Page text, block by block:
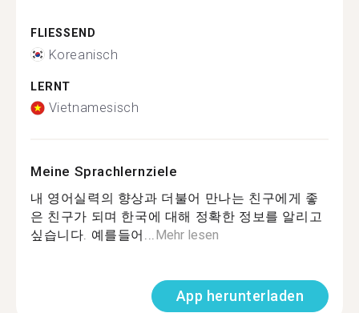
FLIESSEND
Koreanisch
LERNT
Vietnamesisch
Meine Sprachlernziele
내 영어실력의 향상과 더불어 만나는 친구에게 좋
은 친구가 되며 한국에 대해 정확한 정보를 알리고
싶습니다. 예를들어...Mehr lesen
App herunterladen